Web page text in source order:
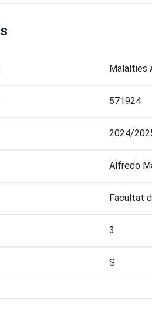
Malalties
571924
2024/
Alfredo
Facultat
3
S